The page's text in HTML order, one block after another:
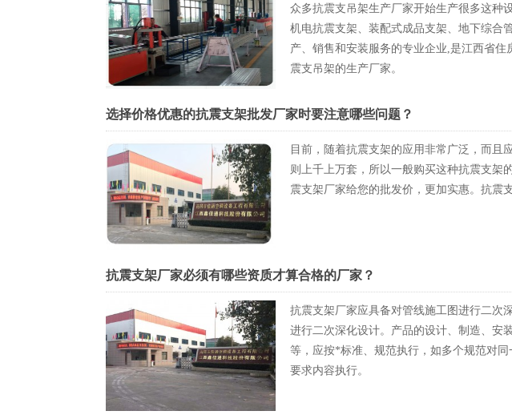
众多抗震支吊架生产厂家开始生产很多这种
机电抗震支架、装配式成品支架、地下综合
产、销售和安装服务的专业企业,是江西省
震支吊架的生产厂家。
选择价格优惠的抗震支架批发厂家时要注意哪些问题？
目前，随着抗震支架的应用非常广泛，而且
则上千上万套，所以一般购买这种抗震支架
震支架厂家给您的批发价，更加实惠。抗震
抗震支架厂家必须有哪些资质才算合格的厂家？
抗震支架厂家应具备对管线施工图进行二次
进行二次深化设计。产品的设计、制造、安
等，应按*标准、规范执行，如多个规范对
要求内容执行。